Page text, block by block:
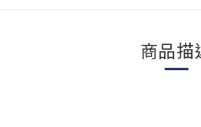
商品描